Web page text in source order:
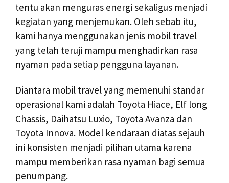
tentu akan menguras energi sekaligus menjadi
kegiatan yang menjemukan. Oleh sebab itu,
kami hanya menggunakan jenis mobil travel
yang telah teruji mampu menghadirkan rasa
nyaman pada setiap pengguna layanan.
Diantara mobil travel yang memenuhi standar
operasional kami adalah Toyota Hiace, Elf long
Chassis, Daihatsu Luxio, Toyota Avanza dan
Toyota Innova. Model kendaraan diatas sejauh
ini konsisten menjadi pilihan utama karena
mampu memberikan rasa nyaman bagi semua
penumpang.